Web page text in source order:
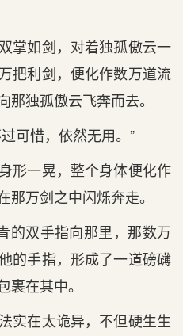
掌如剑，对着独孤傲云一
把利剑，便化作数万道流
独孤傲云飞奔而去。
可惜，依然无用。”
形一晃，整个身体便化作
万剑之中闪烁奔走。
的双手指向那里，那数万
的手指，形成了一道磅礴
裹在其中。
实在太诡异，不但硬生生